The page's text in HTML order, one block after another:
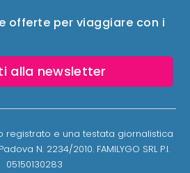
offerte per viaggiare con i
alla newsletter
registrato e una testata giornalistica
N. 2234/2010. FAMILYGO SRL P.I.
05150130283